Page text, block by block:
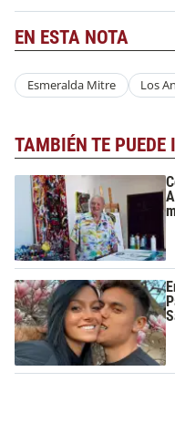
EN ESTA NOTA
Esmeralda Mitre Los
TAMBIÉN TE PUEDE